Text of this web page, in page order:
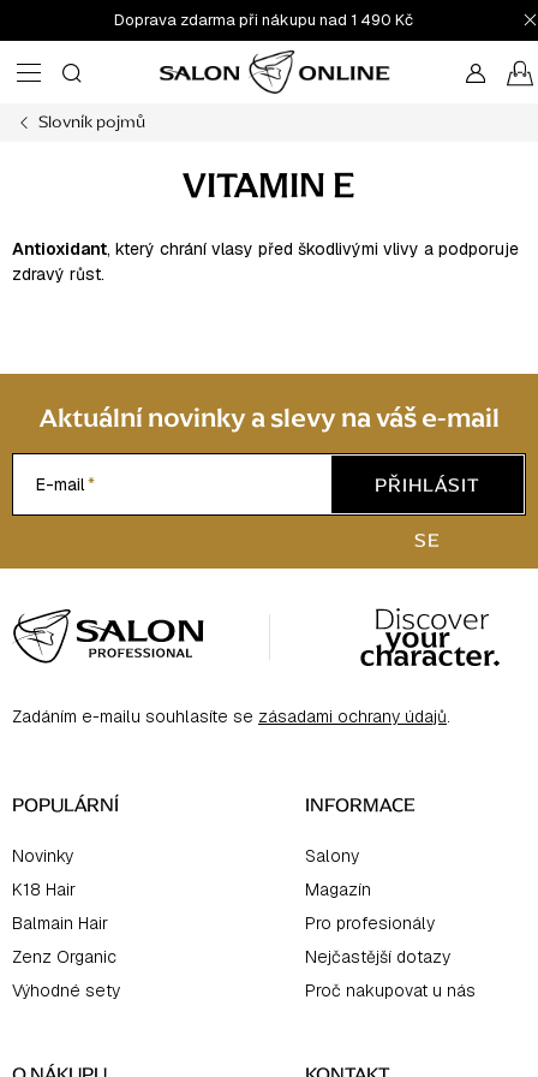
na
obsah
Doprava zdarma při nákupu nad 1 490 Kč
Slovník pojmů
VITAMIN E
Antioxidant, který chrání vlasy před škodlivými vlivy a podporuje
zdravý růst.
Aktuální novinky a slevy na váš e-mail
E-mail
PŘIHLÁSIT
SE
á
p
aZadáním e-mailu souhlasíte se zásadami ochrany údajů.
POPULÁRNÍ
Novinky
K18 Hair
Balmain Hair
Zenz Organic
Výhodné sety
INFORMACE
Salony
Magazín
Pro profesionály
Nejčastější dotazy
Proč nakupovat u nás